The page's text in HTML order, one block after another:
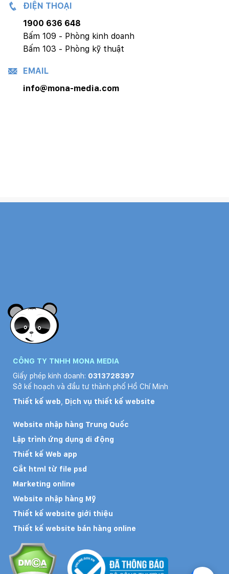
ĐIỆN THOẠI
1900 636 648
Bấm 109 - Phòng kinh doanh
Bấm 103 - Phòng kỹ thuật
EMAIL
info@mona-media.com
CÔNG TY TNHH MONA MEDIA
Giấy phép kinh doanh: 0313728397
Sở kế hoạch và đầu tư thành phố Hồ Chí Minh
Thiết kế web
Dịch vụ thiết kế website
Website nhập hàng Trung Quốc
Lập trình ứng dụng di động
Thiết kế Web app
Cắt html từ file psd
Marketing online
Website nhập hàng Mỹ
Thiết kế website giới thiệu
Thiết kế website bán hàng online